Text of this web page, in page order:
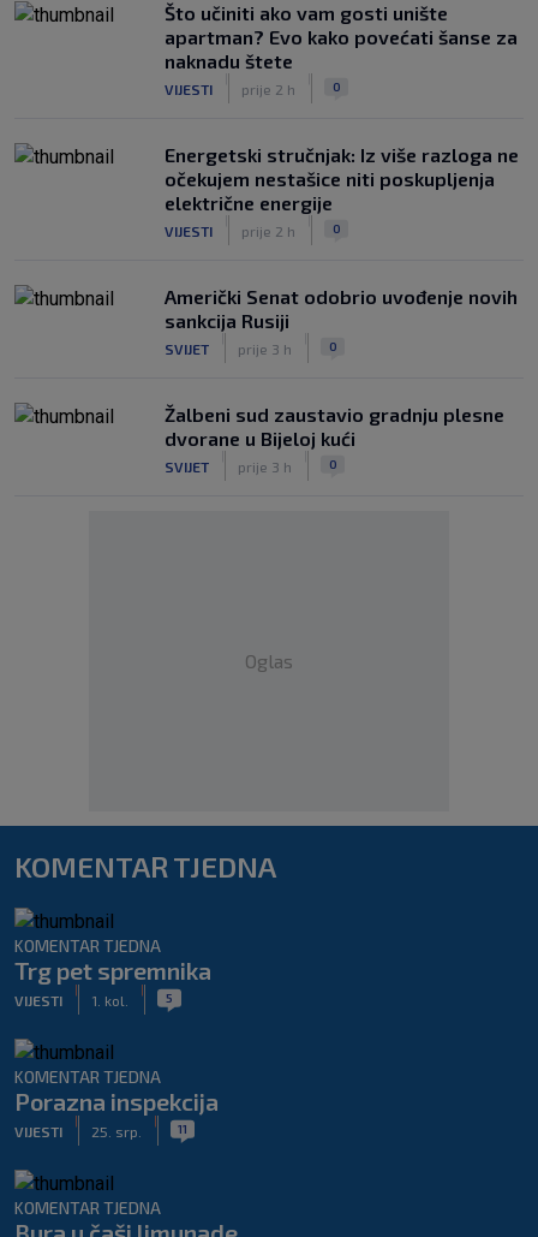
Što učiniti ako vam gosti unište
apartman? Evo kako povećati šanse za
naknadu štete
VIJESTI prije 2 h 0
Energetski stručnjak: Iz više razloga ne
očekujem nestašice niti poskupljenja
električne energije
VIJESTI prije 2 h 0
Američki Senat odobrio uvođenje novih
sankcija Rusiji
SVIJET prije 3 h 0
Žalbeni sud zaustavio gradnju plesne
dvorane u Bijeloj kući
SVIJET prije 3 h 0
Oglas
KOMENTAR TJEDNA
KOMENTAR TJEDNA
Trg pet spremnika
VIJESTI 1. kol. 5
KOMENTAR TJEDNA
Porazna inspekcija
VIJESTI 25. srp. 11
KOMENTAR TJEDNA